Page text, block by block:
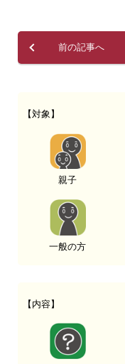
前の記事へ
【対象】
親子
一般の方
【内容】